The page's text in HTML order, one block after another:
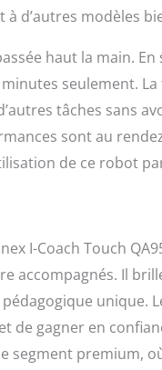
d’autres modèles
haut la main.
seulement.
tâches sans
sont au
de ce robot
I-Coach Touch
accompagnés. Il
unique.
gagner en
segment premium,